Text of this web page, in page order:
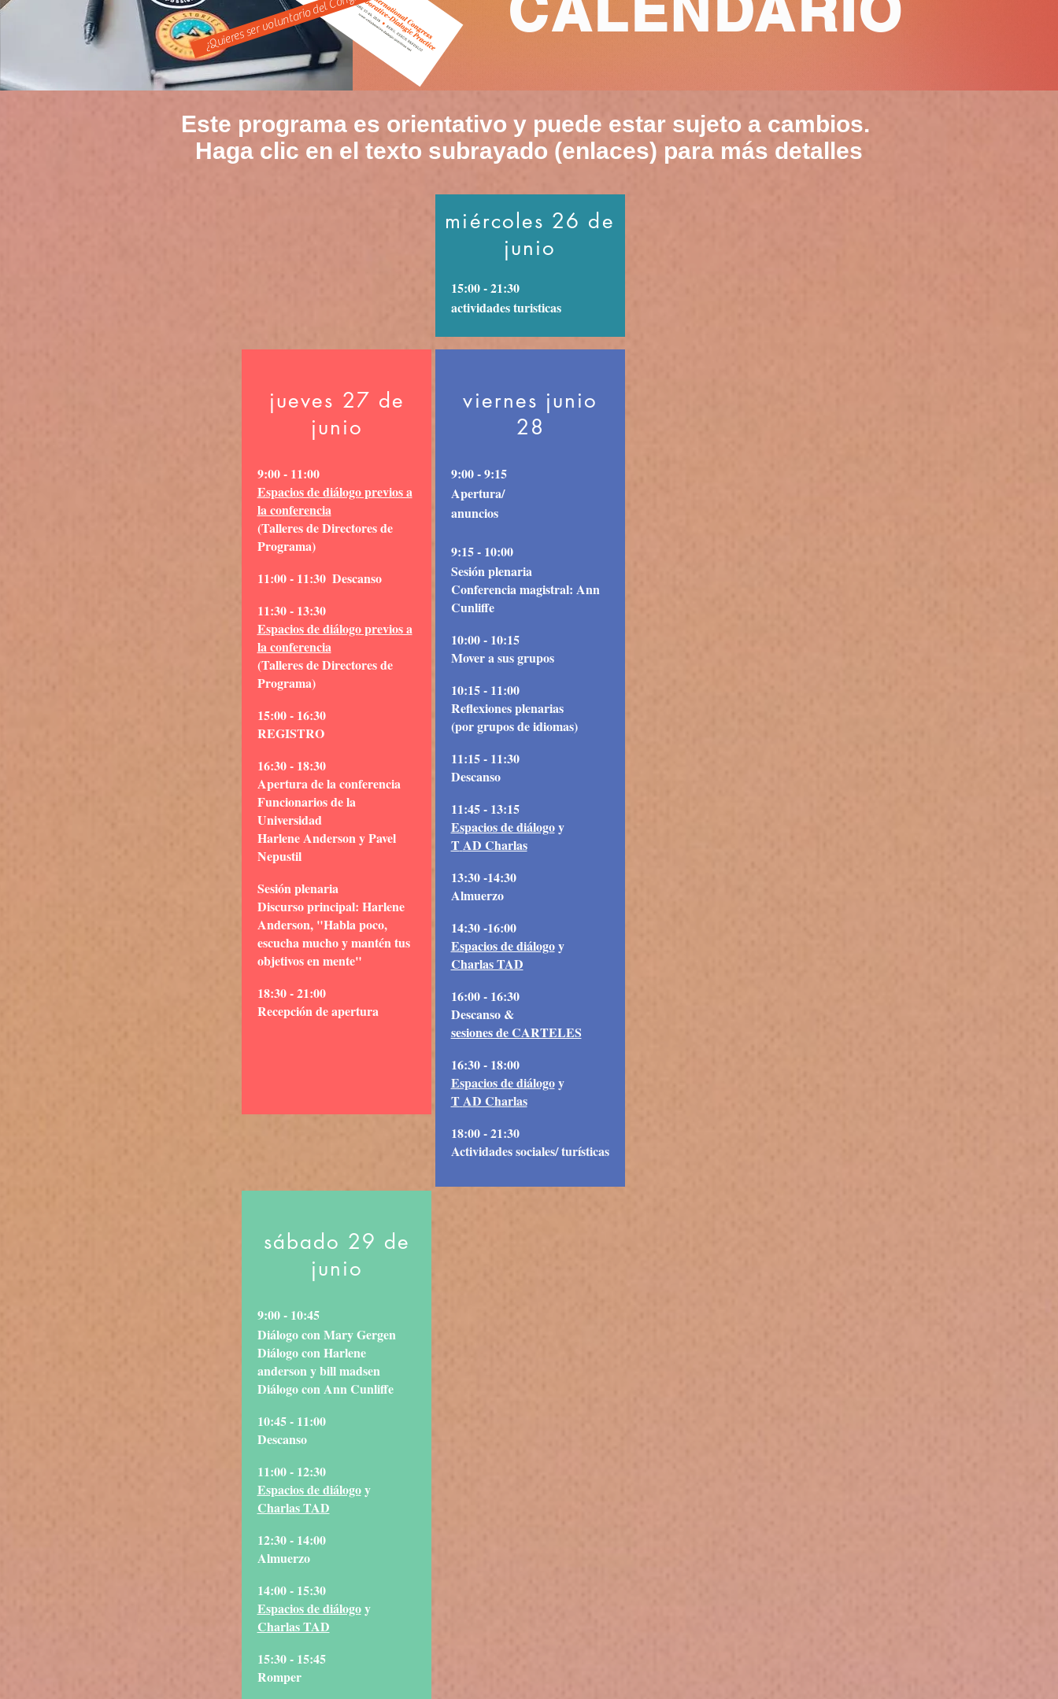
¿Quieres ser voluntario del Congreso?
Este programa es orientativo y puede estar sujeto a cambios.
Haga clic en el texto subrayado (enlaces) para más detalles
miércoles 26 de
junio
15:00 - 21:30
actividades turisticas
jueves 27 de
junio
9:00 - 11:00
Espacios de diálogo previos a
la conferencia
(Talleres de Directores de
Programa)
11:00 - 11:30 Descanso
11:30 - 13:30
Espacios de diálogo previos a
la conferencia
(Talleres de Directores de
Programa)
15:00 - 16:30
REGISTRO
16:30 - 18:30
Apertura de la conferencia
Funcionarios de la
Universidad
Harlene Anderson y Pavel
Nepustil
Sesión plenaria
Discurso principal: Harlene
Anderson, "Habla poco,
escucha mucho y mantén tus
objetivos en mente"
18:30 - 21:00
Recepción de apertura
viernes junio
28
9:00 - 9:15
Apertura/
anuncios
9:15 - 10:00
Sesión plenaria
Conferencia magistral: Ann
Cunliffe
10:00 - 10:15
Mover a sus grupos
10:15 - 11:00
Reflexiones plenarias
(por grupos de idiomas)
11:15 - 11:30
Descanso
11:45 - 13:15
Espacios de diálogoy
TAD Charlas
13:30 -14:30
Almuerzo
14:30 -16:00
Espacios de diálogoy
Charlas TAD
16:00 - 16:30
Descanso &
sesiones de CARTELES
16:30 - 18:00
Espacios de diálogoy
TAD Charlas
18:00 - 21:30
Actividades sociales/ turísticas
sábado 29 de
junio
9:00 - 10:45
Diálogo con Mary Gergen
Diálogo con Harlene
anderson y bill madsen
Diálogo con Ann Cunliffe
10:45 - 11:00
Descanso
11:00 - 12:30
Espacios de diálogoy
Charlas TAD
12:30 - 14:00
Almuerzo
14:00 - 15:30
Espacios de diálogoy
Charlas TAD
15:30 - 15:45
Romper